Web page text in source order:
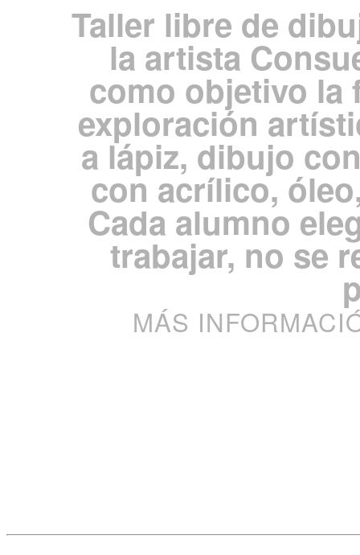
Taller libre de
la artista
como objetivo la
exploración
a lápiz, dibujo
con acrílico,
Cada alumno
trabajar, no se
MÁS